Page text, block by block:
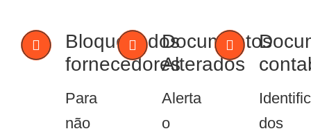
Bloqueio dos
fornecedores
Para
não
Documentos
Alterados
Alerta
o
dos